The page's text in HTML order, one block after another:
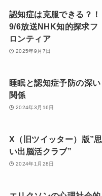
認知症は克服できる？！
9/6放送NHK知的探求フ
ロンティア
2025年9月7日
睡眠と認知症予防の深い
関係
2024年3月16日
X（旧ツイッター）版”思
い出脳活クラブ”
2024年1月28日